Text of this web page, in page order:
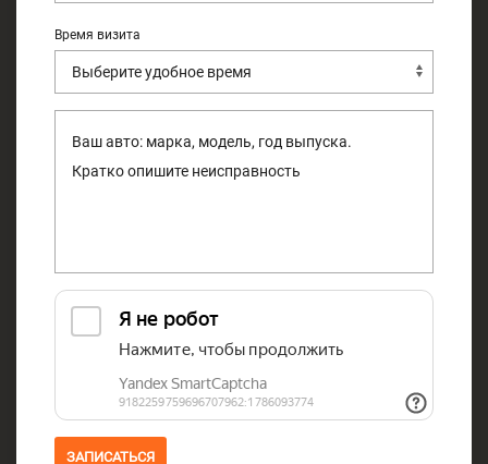
Время визита
ЗАПИСАТЬСЯ